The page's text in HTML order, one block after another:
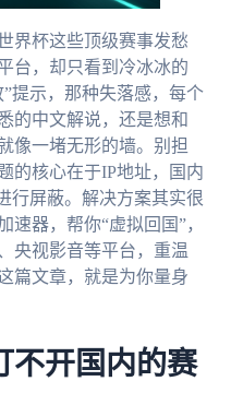
界杯这些顶级赛事发愁
台，却只看到冷冰冰的
提示，那种失落感，每个
的中文解说，还是想和
像一堵无形的墙。别担
的核心在于IP地址，国内
行屏蔽。解决方案其实很
器，帮你“虚拟回国”，
央视影音等平台，重温
篇文章，就是为你量身
不开国内的赛